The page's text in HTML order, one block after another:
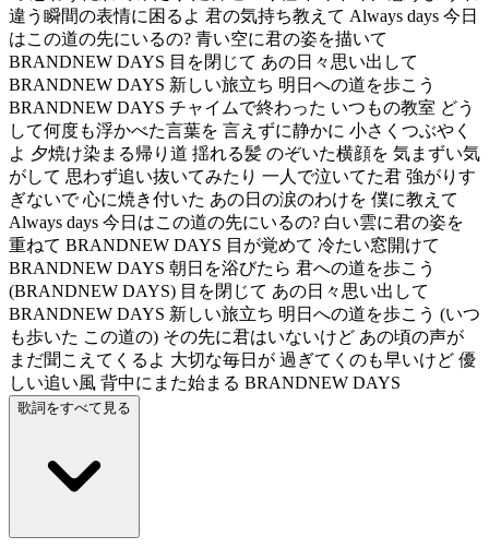
違う瞬間の表情に困るよ 君の気持ち教えて Always days 今日
はこの道の先にいるの? 青い空に君の姿を描いて
BRANDNEW DAYS 目を閉じて あの日々思い出して
BRANDNEW DAYS 新しい旅立ち 明日への道を歩こう
BRANDNEW DAYS チャイムで終わった いつもの教室 どう
して何度も浮かべた言葉を 言えずに静かに 小さくつぶやく
よ 夕焼け染まる帰り道 揺れる髪 のぞいた横顔を 気まずい気
がして 思わず追い抜いてみたり 一人で泣いてた君 強がりす
ぎないで 心に焼き付いた あの日の涙のわけを 僕に教えて
Always days 今日はこの道の先にいるの? 白い雲に君の姿を
重ねて BRANDNEW DAYS 目が覚めて 冷たい窓開けて
BRANDNEW DAYS 朝日を浴びたら 君への道を歩こう
(BRANDNEW DAYS) 目を閉じて あの日々思い出して
BRANDNEW DAYS 新しい旅立ち 明日への道を歩こう (いつ
も歩いた この道の) その先に君はいないけど あの頃の声が
まだ聞こえてくるよ 大切な毎日が 過ぎてくのも早いけど 優
しい追い風 背中にまた始まる BRANDNEW DAYS
歌詞をすべて見る